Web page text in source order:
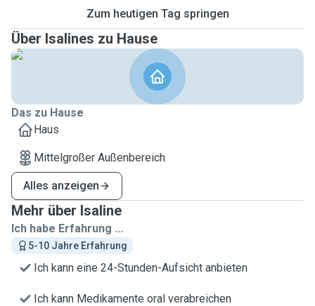
Zum heutigen Tag springen
Über Isalines zu Hause
Das zu Hause
Haus
Mittelgroßer Außenbereich
Alles anzeigen
Mehr über Isaline
Ich habe Erfahrung ...
5-10 Jahre Erfahrung
Ich kann eine 24-Stunden-Aufsicht anbieten
Ich kann Medikamente oral verabreichen